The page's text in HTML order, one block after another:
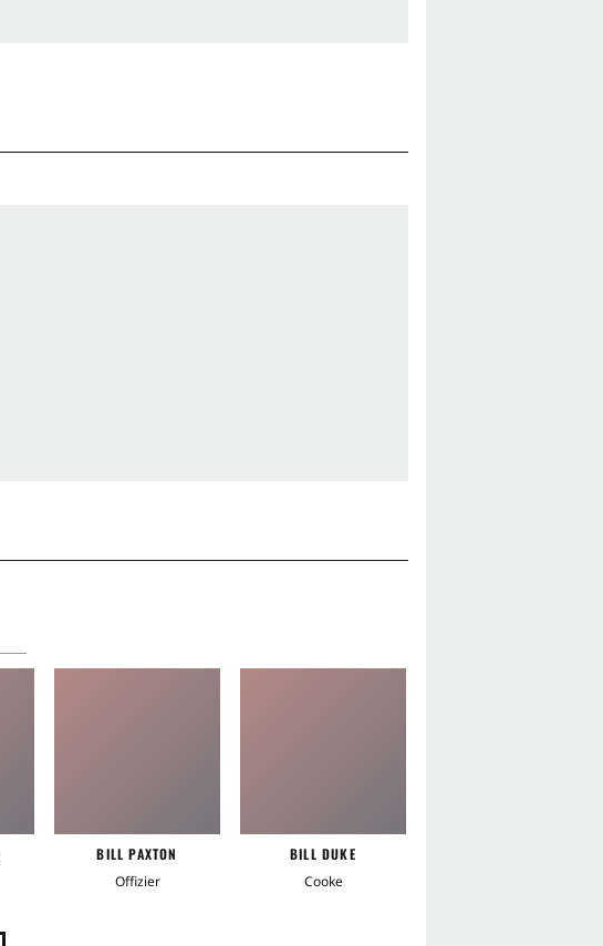
BILL PAXTON
Offizier
BILL DUKE
Cooke